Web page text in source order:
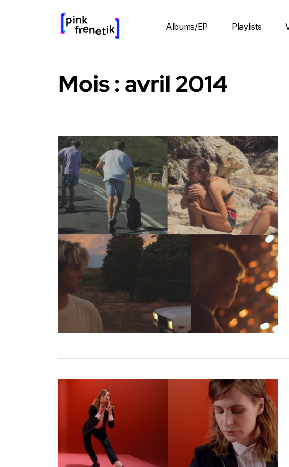
Albums/EP Playlists
Mois :avril 2014